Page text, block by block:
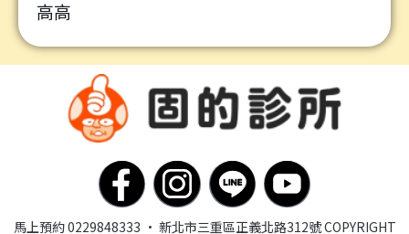
高高
馬上預約 0229848333 · 新北市三重區正義北路312號COPYRIGHT